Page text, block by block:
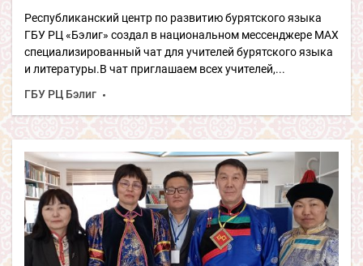
Республиканский центр по развитию бурятского языка
ГБУ РЦ «Бэлиг» создал в национальном мессенджере MAX
специализированный чат для учителей бурятского языка
и литературы.В чат приглашаем всех учителей,...
ГБУ РЦ Бэлиг